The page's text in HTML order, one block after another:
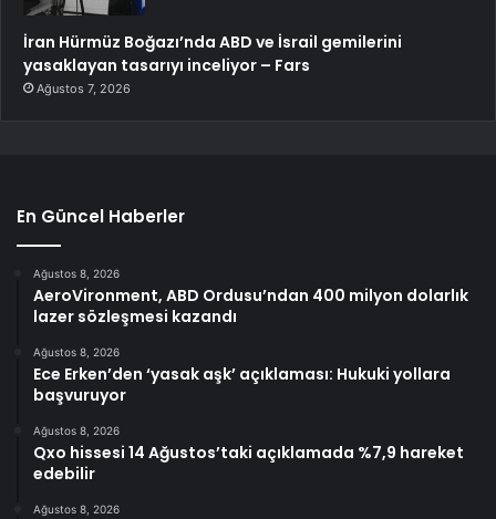
İran Hürmüz Boğazı’nda ABD ve İsrail gemilerini
yasaklayan tasarıyı inceliyor – Fars
Ağustos 7, 2026
En Güncel Haberler
Ağustos 8, 2026
AeroVironment, ABD Ordusu’ndan 400 milyon dolarlık
lazer sözleşmesi kazandı
Ağustos 8, 2026
Ece Erken’den ‘yasak aşk’ açıklaması: Hukuki yollara
başvuruyor
Ağustos 8, 2026
Qxo hissesi 14 Ağustos’taki açıklamada %7,9 hareket
edebilir
Ağustos 8, 2026